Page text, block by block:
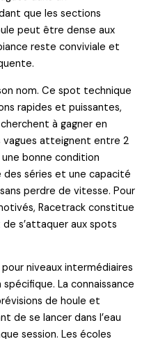
que les sections
peut être dense aux
reste conviviale et
nom. Ce spot technique
rapides et puissantes,
à gagner en
atteignent entre 2
bonne condition
des séries et une capacité
perdre de vitesse. Pour
Racetrack constitue
s’attaquer aux spots
pour niveaux intermédiaires
La connaissance
de houle et
de se lancer dans l’eau
session. Les écoles